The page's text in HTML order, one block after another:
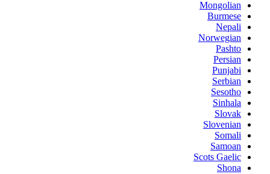
Mongolian
Burmese
Nepali
Norwegian
Pashto
Persian
Punjabi
Serbian
Sesotho
Sinhala
Slovak
Slovenian
Somali
Samoan
Scots Gaelic
Shona